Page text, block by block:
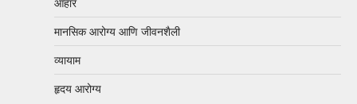
आहार
मानसिक आरोग्य आणि जीवनशैली
व्यायाम
हृदय आरोग्य